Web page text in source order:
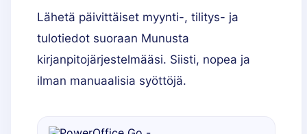
Lähetä päivittäiset myynti-, tilitys- ja
tulotiedot suoraan Munusta
kirjanpitojärjestelmääsi. Siisti, nopea ja
ilman manuaalisia syöttöjä.